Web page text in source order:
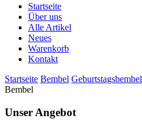
Startseite
Über uns
Alle Artikel
Neues
Warenkorb
Kontakt
Startseite Bembel Geburtstagsbembel
Bembel
Unser Angebot